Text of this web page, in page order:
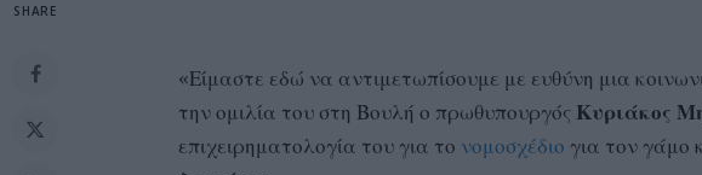
SHARE
«Είμαστε εδώ να αντιμετωπίσουμε με ευθύνη μια
την ομιλία του στη Βουλή ο πρωθυπουργός Κυριάκος
επιχειρηματολογία του για το νομοσχέδιο για τον γάμο